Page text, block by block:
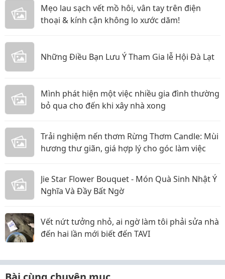
Mẹo lau sạch vết mồ hôi, vân tay trên điện
thoại & kính cận không lo xước dăm!
Những Điều Bạn Lưu Ý Tham Gia lễ Hội Đà Lạt
Mình phát hiện một việc nhiều gia đình thường
bỏ qua cho đến khi xây nhà xong
Trải nghiệm nến thơm Rừng Thơm Candle: Mùi
hương thư giãn, giá hợp lý cho góc làm việc
Jie Star Flower Bouquet - Món Quà Sinh Nhật Ý
Nghĩa Và Đầy Bất Ngờ
Vết nứt tưởng nhỏ, ai ngờ làm tôi phải sửa nhà
đến hai lần mới biết đến TAVI